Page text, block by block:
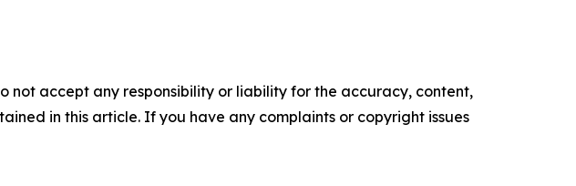
not accept any responsibility or liability for the accuracy, content,
in this article. If you have any complaints or copyright issues